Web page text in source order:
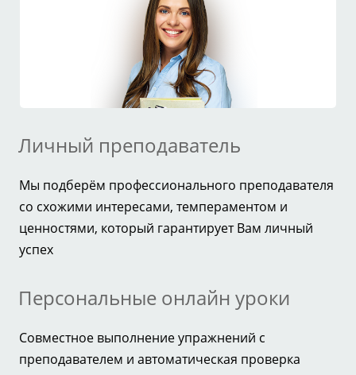
Личный преподаватель
Мы подберём профессионального преподавателя
со схожими интересами, темпераментом и
ценностями, который гарантирует Вам личный
успех
Персональные онлайн уроки
Совместное выполнение упражнений с
преподавателем и автоматическая проверка